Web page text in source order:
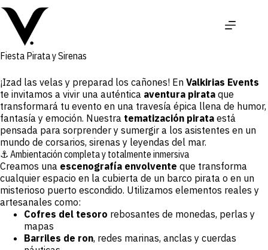
contenido
Fiesta Pirata y Sirenas
¡Izad las velas y preparad los cañones! En Valkirias Events
te invitamos a vivir una auténtica aventura pirata que
transformará tu evento en una travesía épica llena de humor,
fantasía y emoción. Nuestra tematización pirata está
pensada para sorprender y sumergir a los asistentes en un
mundo de corsarios, sirenas y leyendas del mar.
⚓ Ambientación completa y totalmente inmersiva
Creamos una escenografía envolvente que transforma
cualquier espacio en la cubierta de un barco pirata o en un
misterioso puerto escondido. Utilizamos elementos reales y
artesanales como:
Cofres del tesoro rebosantes de monedas, perlas y
mapas
Barriles de ron, redes marinas, anclas y cuerdas